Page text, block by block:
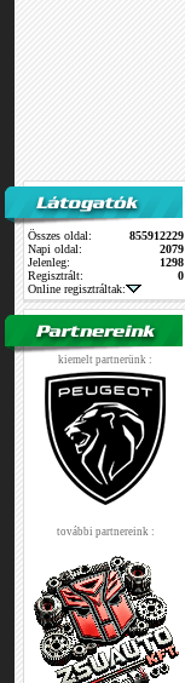
Összes oldal:
855912229
Napi oldal:
2079
Jelenleg:
1298
Regisztrált:
0
Online regisztráltak:
kiemelt partnerünk :
további partnereink :